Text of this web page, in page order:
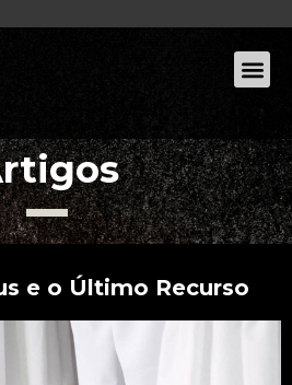
e o Último Recurso